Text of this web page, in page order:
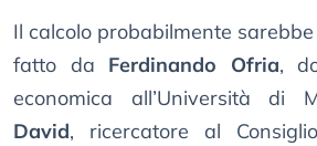
Il calcolo probabilmente
fatto da Ferdinando Ofria,
economica all’Università di
David, ricercatore al